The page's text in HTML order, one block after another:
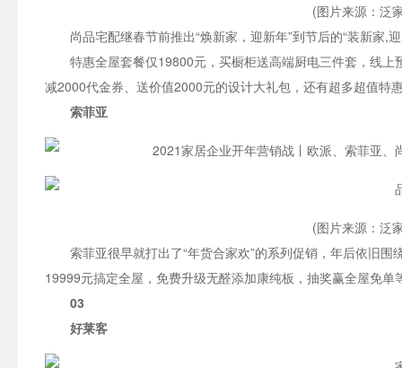
(图片来源：泛
尚品宅配继春节前推出“焕新家，迎新年”到节后的“装新家,
特惠全屋套餐仅19800元，买橱柜送高端厨电三件套，线
减2000代金券、送价值2000元的设计大礼包，还有超多超值特
索菲亚
(图片来源：泛
索菲亚很早就打出了“年货合家欢”的系列促销，年后依旧
19999元搞定全屋，免费升级无醛添加康纯板，抽奖赢全屋免
03
好莱客